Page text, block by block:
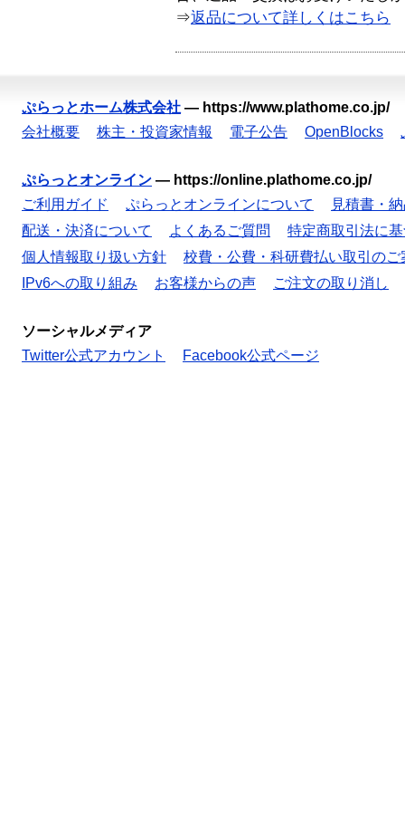
⇒返品について詳しくはこちら
ぷらっとホーム株式会社 — https://www.plathome.co.jp/
会社概要
株主・投資家情報 電子公告 OpenBlocks
ぷらっとオンライン — https://online.plathome.co.jp/
ご利用ガイド
ぷらっとオンラインについて
見積書・
配送・決済について
よくあるご質問
特定商取引法に
個人情報取り扱い方針
校費・公費・科研費払い取引のご
IPv6への取り組み
お客様からの声 ご注文の取り消し
ソーシャルメディア
Twitter公式アカウント
Facebook公式ページ